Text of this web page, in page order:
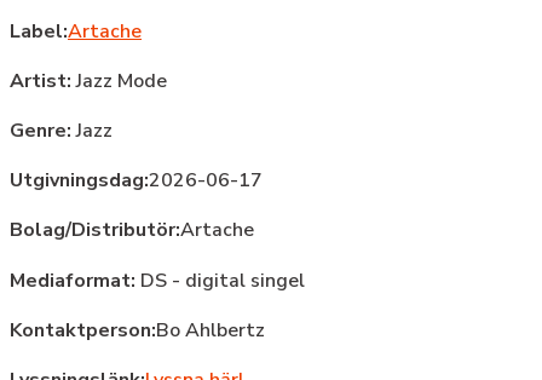
Label:Artache
Artist:Jazz Mode
Genre:Jazz
Utgivningsdag:2026-06-17
Bolag/Distributör:Artache
Mediaformat: DS - digital singel
Kontaktperson:Bo Ahlbertz